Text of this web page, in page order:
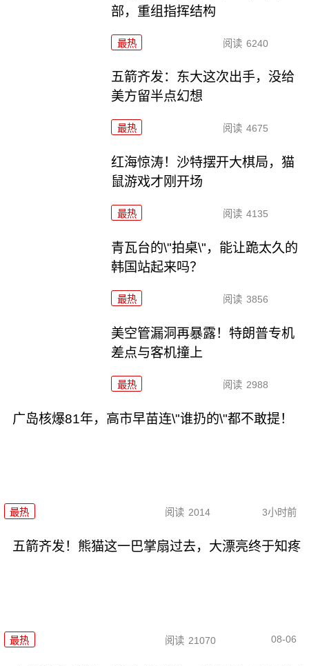
部，重组指挥结构
最热 阅读 6240
五箭齐发：东大这次出手，没给
美方留半点幻想
最热 阅读 4675
红海惊涛！沙特摆开大棋局，猫
鼠游戏才刚开场
最热 阅读 4135
青瓦台的\"拍桌\"，能让跪太久的
韩国站起来吗？
最热 阅读 3856
美空管漏洞再暴露！特朗普专机
差点与客机撞上
最热 阅读 2988
广岛核爆81年，高市早苗连\"谁扔的\"都不敢提！
最热 阅读 2014 3小时前
五箭齐发！熊猫这一巴掌扇过去，大漂亮终于知疼
最热 阅读 21070 08-06